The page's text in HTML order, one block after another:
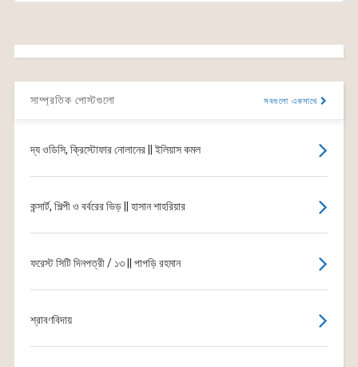
সাম্প্রতিক পোস্টগুলো সবগুলো একসাথে
দ্য ওডিসি, ক্রিস্টোফার নোলানের || ইলিয়াস কমল
কন্সার্ট, শিল্পী ও বর্বরের ভিড় || হাসান শাহরিয়ার
ফরেস্ট সিটি দিনপত্রী / ১৩ || পাপড়ি রহমান
শ্রাবণবিদায়